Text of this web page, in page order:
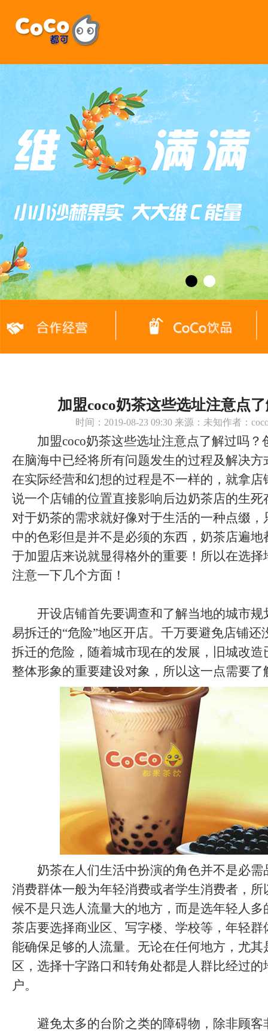
加盟coco奶茶这些选址注意点
时间：2019-08-23 09:30 来源：未知作者：
加盟coco奶茶这些选址注意点了解过吗？
在脑海中已经将所有问题发生的过程及解决方
在实际经营和幻想的过程是不一样的，就拿店
说一个店铺的位置直接影响后边奶茶店的生死
对于奶茶的需求就好像对于生活的一种点缀，
中的色彩但是并不是必须的东西，奶茶店遍
于加盟店来说就显得格外的重要！所以在选择
注意一下几个方面！
开设店铺首先要调查和了解当地的城市规
易拆迁的“危险”地区开店。千万要避免店铺还
拆迁的危险，随着城市现在的发展，旧城改造
整体形象的重要建设对象，所以这一点需要了
奶茶在人们生活中扮演的角色并不是必需
消费群体一般为年轻消费或者学生消费者，所
候不是只选人流量大的地方，而是选年轻人多
茶店要选择商业区、写字楼、学校等，年轻群
能确保足够的人流量。无论在任何地方，尤其
区，选择十字路口和转角处都是人群比经过
户。
避免太多的台阶之类的障碍物，除非顾客